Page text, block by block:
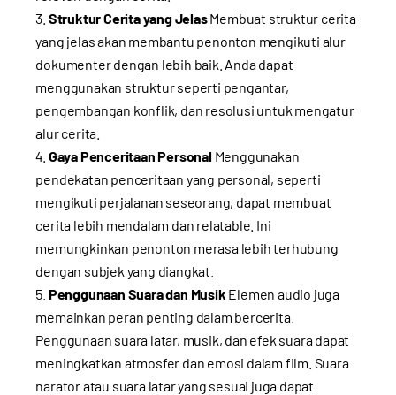
Struktur Cerita yang JelasMembuat struktur cerita
yang jelas akan membantu penonton mengikuti alur
dokumenter dengan lebih baik. Anda dapat
menggunakan struktur seperti pengantar,
pengembangan konflik, dan resolusi untuk mengatur
alur cerita.
Gaya Penceritaan PersonalMenggunakan
pendekatan penceritaan yang personal, seperti
mengikuti perjalanan seseorang, dapat membuat
cerita lebih mendalam dan relatable. Ini
memungkinkan penonton merasa lebih terhubung
dengan subjek yang diangkat.
Penggunaan Suara dan Musik Elemen audio juga
memainkan peran penting dalam bercerita.
Penggunaan suara latar, musik, dan efek suara dapat
meningkatkan atmosfer dan emosi dalam film. Suara
narator atau suara latar yang sesuai juga dapat